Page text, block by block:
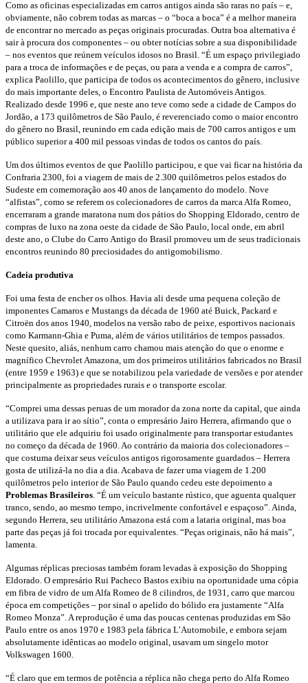
Como as oficinas especializadas em carros antigos ainda são raras no país – e,
obviamente, não cobrem todas as marcas – o “boca a boca” é a melhor maneira
de encontrar no mercado as peças originais procuradas. Outra boa alternativa é
sair à procura dos componentes – ou obter notícias sobre a sua disponibilidade
– nos eventos que reúnem veículos idosos no Brasil. “É um espaço privilegiado
para a troca de informações e de peças, ou para a venda e a compra de carros”,
explica Paolillo, que participa de todos os acontecimentos do gênero, inclusive
do mais importante deles, o Encontro Paulista de Automóveis Antigos.
Realizado desde 1996 e, que neste ano teve como sede a cidade de Campos do
Jordão, a 173 quilômetros de São Paulo, é reverenciado como o maior encontro
do gênero no Brasil, reunindo em cada edição mais de 700 carros antigos e um
público superior a 400 mil pessoas vindas de todos os cantos do país.
Um dos últimos eventos de que Paolillo participou, e que vai ficar na história da
Confraria 2300, foi a viagem de mais de 2.300 quilômetros pelos estados do
Sudeste em comemoração aos 40 anos de lançamento do modelo. Nove
“alfistas”, como se referem os colecionadores de carros da marca Alfa Romeo,
encerraram a grande maratona num dos pátios do Shopping Eldorado, centro de
compras de luxo na zona oeste da cidade de São Paulo, local onde, em abril
deste ano, o Clube do Carro Antigo do Brasil promoveu um de seus tradicionais
encontros reunindo 80 preciosidades do antigomobilismo.
Cadeia produtiva
Foi uma festa de encher os olhos. Havia ali desde uma pequena coleção de
imponentes Camaros e Mustangs da década de 1960 até Buick, Packard e
Citroën dos anos 1940, modelos na versão rabo de peixe, esportivos nacionais
como Karmann-Ghia e Puma, além de vários utilitários de tempos passados.
Neste quesito, aliás, nenhum carro chamou mais atenção do que o enorme e
magnífico Chevrolet Amazona, um dos primeiros utilitários fabricados no Brasil
(entre 1959 e 1963) e que se notabilizou pela variedade de versões e por atender
principalmente as propriedades rurais e o transporte escolar.
“Comprei uma dessas peruas de um morador da zona norte da capital, que ainda
a utilizava para ir ao sítio”, conta o empresário Jairo Herrera, afirmando que o
utilitário que ele adquiriu foi usado originalmente para transportar estudantes
no começo da década de 1960. Ao contrário da maioria dos colecionadores –
que costuma deixar seus veículos antigos rigorosamente guardados – Herrera
gosta de utilizá-la no dia a dia. Acabava de fazer uma viagem de 1.200
quilômetros pelo interior de São Paulo quando cedeu este depoimento a
Problemas Brasileiros. “É um veículo bastante rústico, que aguenta qualquer
tranco, sendo, ao mesmo tempo, incrivelmente confortável e espaçoso”. Ainda,
segundo Herrera, seu utilitário Amazona está com a lataria original, mas boa
parte das peças já foi trocada por equivalentes. “Peças originais, não há mais”,
lamenta.
Algumas réplicas preciosas também foram levadas à exposição do Shopping
Eldorado. O empresário Rui Pacheco Bastos exibiu na oportunidade uma cópia
em fibra de vidro de um Alfa Romeo de 8 cilindros, de 1931, carro que marcou
época em competições – por sinal o apelido do bólido era justamente “Alfa
Romeo Monza”. A reprodução é uma das poucas centenas produzidas em São
Paulo entre os anos 1970 e 1983 pela fábrica L’Automobile, e embora sejam
absolutamente idênticas ao modelo original, usavam um singelo motor
Volkswagen 1600.
“É claro que em termos de potência a réplica não chega perto do Alfa Romeo